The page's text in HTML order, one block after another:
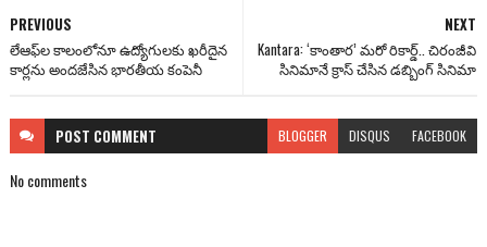
NEXT
Kantara: ‘కాంతార’ మరో రికార్డ్.. చిరంజీవి
సినిమానే క్రాస్ చేసిన డ‌బ్బింగ్ సినిమా
PREVIOUS
లేఆఫ్‌ల కాలంలోనూ ఉద్యోగులకు ఖరీదైన
కార్లను అందజేసిన భారతీయ కంపెనీ
POST COMMENT BLOGGER DISQUS FACEBOOK
No comments